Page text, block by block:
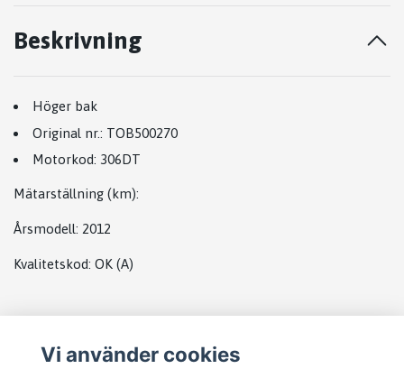
Beskrivning
Höger bak
Original nr.: TOB500270
Motorkod: 306DT
Mätarställning (km):
Årsmodell: 2012
Kvalitetskod: OK (A)
Vi använder cookies